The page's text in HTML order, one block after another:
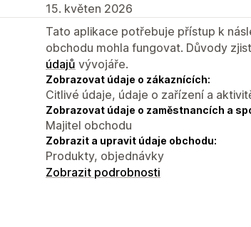
15. květen 2026
Tato aplikace potřebuje přístup k
obchodu mohla fungovat. Důvody
údajů vývojáře.
Zobrazovat údaje o zákaznících:
Citlivé údaje, údaje o zařízení a
Zobrazovat údaje o zaměstnancích a
Majitel obchodu
Zobrazit a upravit údaje obchodu:
Produkty, objednávky
Zobrazit podrobnosti